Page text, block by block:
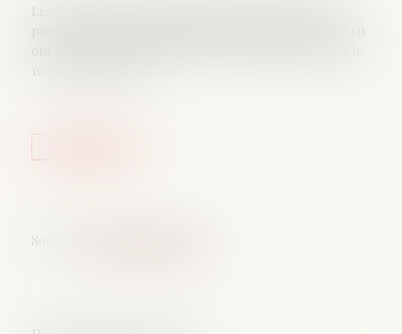
Source :
Les taux horaire minimum des allocations d’activité
partielle et d’activité partielle de longue durée (APLD)
ont été revalorisés pour les heures chômées depuis le